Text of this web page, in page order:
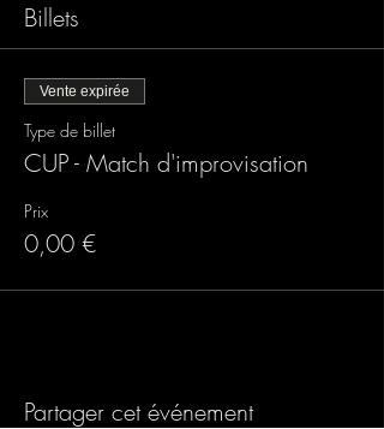
Billets
Vente expirée
Type de billet
CUP - Match d'improvisation
Prix
0,00 €
Partager cet événement